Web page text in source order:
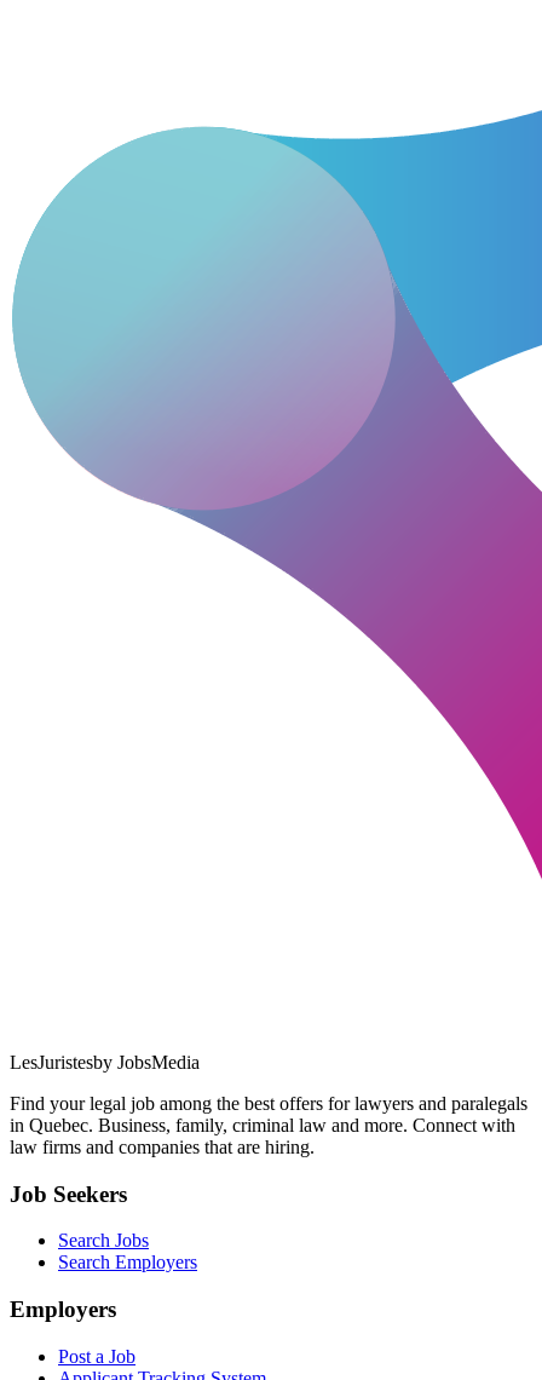
LesJuristesby JobsMedia
Find your legal job among the best offers for lawyers and paralegals
in Quebec. Business, family, criminal law and more. Connect with
law firms and companies that are hiring.
Job Seekers
Search Jobs
Search Employers
Employers
Post a Job